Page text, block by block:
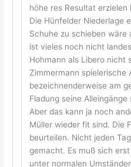
höhe res Resultat erzielen
Die Hünfelder Niederlage
Schuhe zu schieben wäre
ist vieles noch nicht
Hohmann als Libero nicht
Zimmermann spielerische
bezeichnenderweise am
Fladung seine Alleingänge
Aber das kann ja noch
Müller wieder fit sind. Die
beurteilen. Nicht jeden
gemacht. Es muß sich
unter normalen